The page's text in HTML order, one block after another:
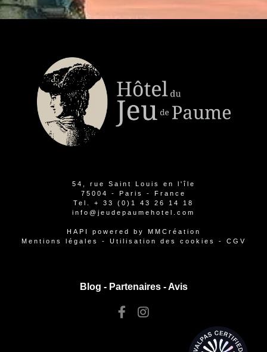
54, rue Saint Louis en l'île
75004 - Paris - France
Tel. + 33 (0)1 43 26 14 18
info@jeudepaumehotel.com
HAPI powered by
MMCréation
Mentions légales
- Utilisation des cookies - CGV
Blog - Partenaires-Avis